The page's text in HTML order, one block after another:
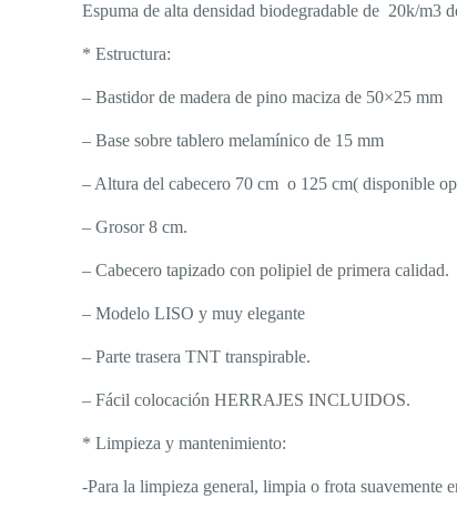
Espuma de alta densidad biodegradable de 20k/m3
* Estructura:
– Bastidor de madera de pino maciza de 50×25 mm
– Base sobre tablero melamínico de 15 mm
– Altura del cabecero 70 cm o 125 cm( disponible
– Grosor 8 cm.
– Cabecero tapizado con polipiel de primera calidad.
– Modelo LISO y muy elegante
– Parte trasera TNT transpirable.
– Fácil colocación HERRAJES INCLUIDOS.
* Limpieza y mantenimiento:
-Para la limpieza general, limpia o frota suavemente